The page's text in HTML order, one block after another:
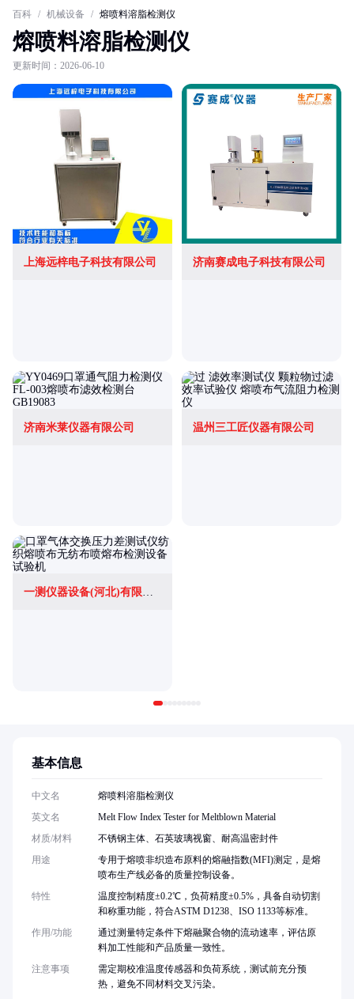
百科 / 机械设备 / 熔喷料溶脂检测仪
熔喷料溶脂检测仪
更新时间：2026-06-10
上海远梓电子科技有限公司 济南赛成电子科技有限公司
济南米莱仪器有限公司 温州三工匠仪器有限公司
一测仪器设备(河北)有限公司
基本信息
中文名
熔喷料溶脂检测仪
英文名
Melt Flow Index Tester for Meltblown Material
材质/材料
不锈钢主体、石英玻璃视窗、耐高温密封件
用途
专用于熔喷非织造布原料的熔融指数(MFI)测定，是熔
喷布生产线必备的质量控制设备。
特性
温度控制精度±0.2℃，负荷精度±0.5%，具备自动切割
和称重功能，符合ASTM D1238、ISO 1133等标准。
作用/功能
通过测量特定条件下熔融聚合物的流动速率，评估原
料加工性能和产品质量一致性。
注意事项
需定期校准温度传感器和负荷系统，测试前充分预
热，避免不同材料交叉污染。